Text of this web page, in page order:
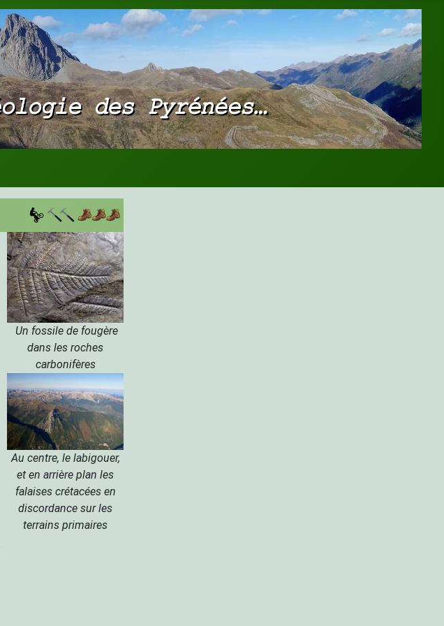
Un fossile de fougère
dans les roches
carbonifères
Au centre, le labigouer,
et en arrière plan les
falaises crétacées en
discordance sur les
terrains primaires